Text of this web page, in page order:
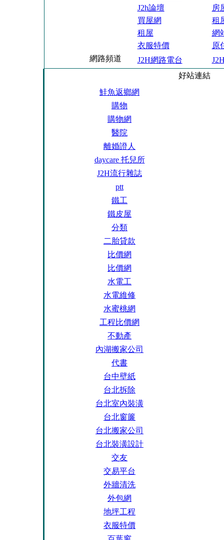
J2h論壇
房
買屋網
租
租屋
網
衣服特價
原
網路頻道
J2H網路電台
好站連結
鮭魚返鄉網
購物
購物網
醫院
離婚證人
daycare 托兒所
J2H流行雜誌
ptt
鐵工
鐵皮屋
分類
二胎貸款
比價網
比價網
水電工
水電維修
水蜜桃網
工程比價網
不動產
內湖搬家公司
代書
台中壁紙
台北拆除
台北室內裝潢
台北窗簾
台北搬家公司
台北裝潢設計
交友
交易平台
外牆清洗
外包網
地坪工程
衣服特價